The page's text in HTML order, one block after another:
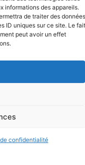
informations des appareils.
de traiter des données
ID uniques sur ce site. Le fait
peut avoir un effet
confidentialité